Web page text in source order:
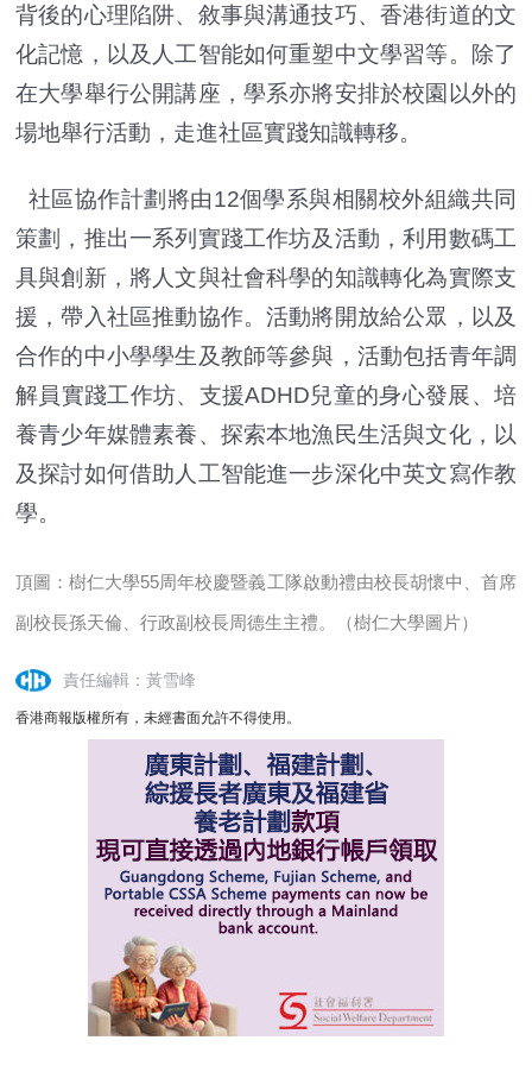
背後的心理陷阱、敘事與溝通技巧、香港街道的文
化記憶，以及人工智能如何重塑中文學習等。除了
在大學舉行公開講座，學系亦將安排於校園以外的
場地舉行活動，走進社區實踐知識轉移。
社區協作計劃將由12個學系與相關校外組織共同
策劃，推出一系列實踐工作坊及活動，利用數碼工
具與創新，將人文與社會科學的知識轉化為實際支
援，帶入社區推動協作。活動將開放給公眾，以及
合作的中小學學生及教師等參與，活動包括青年調
解員實踐工作坊、支援ADHD兒童的身心發展、培
養青少年媒體素養、探索本地漁民生活與文化，以
及探討如何借助人工智能進一步深化中英文寫作教
學。
頂圖：樹仁大學55周年校慶暨義工隊啟動禮由校長胡懷中、首席
副校長孫天倫、行政副校長周德生主禮。（樹仁大學圖片）
責任編輯：黃雪峰
香港商報版權所有，未經書面允許不得使用。